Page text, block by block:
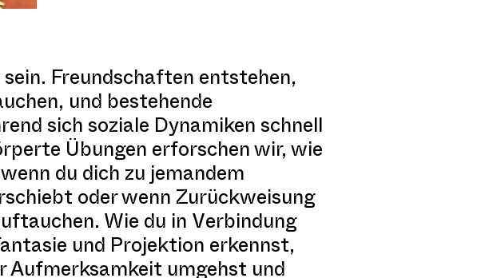
Freundschaften entstehen,
und bestehende
sich soziale Dynamiken schnell
Übungen erforschen wir, wie
du dich zu jemandem
oder wenn Zurückweisung
Wie du in Verbindung
und Projektion erkennst,
Aufmerksamkeit umgehst und